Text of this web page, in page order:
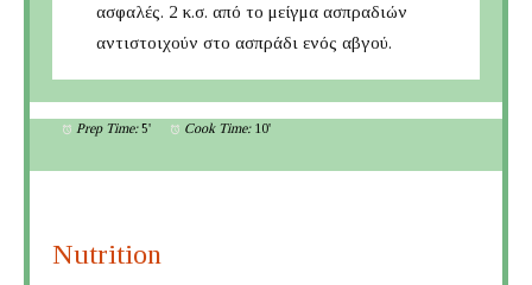
ασφαλές. 2 κ.σ. από το μείγμα ασπραδιών
αντιστοιχούν στο ασπράδι ενός αβγού.
Prep Time: 5' Cook Time: 10'
Nutrition